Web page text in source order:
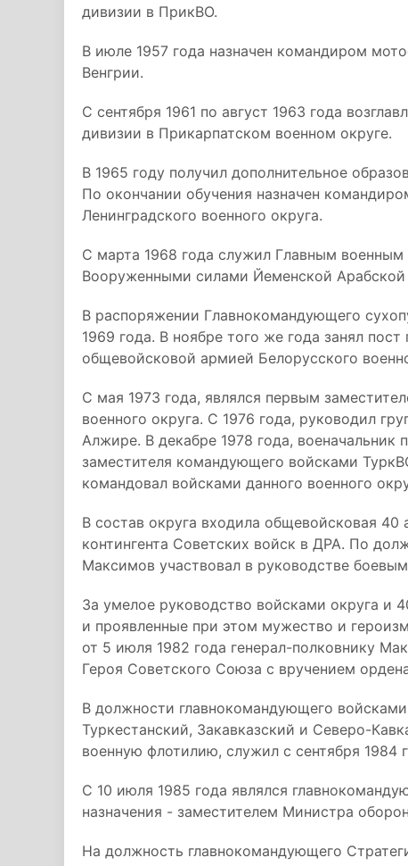
дивизии в ПрикВО.
В июле 1957 года назначен командиром
Венгрии.
С сентября 1961 по август 1963 года
дивизии в Прикарпатском военном округе.
В 1965 году получил дополнительное
По окончании обучения назначен
Ленинградского военного округа.
С марта 1968 года служил Главным
Вооруженными силами Йеменской Арабской
В распоряжении Главнокомандующего
1969 года. В ноябре того же года занял
общевойсковой армией Белорусского
С мая 1973 года, являлся первым
военного округа. С 1976 года, руководил
Алжире. В декабре 1978 года,
заместителя командующего войсками
командовал войсками данного военного
В состав округа входила общевойсковая
контингента Советских войск в ДРА. По
Максимов участвовал в руководстве
За умелое руководство войсками округа и
и проявленные при этом мужество и
от 5 июля 1982 года генерал-полковнику
Героя Советского Союза с вручением
В должности главнокомандующего
Туркестанский, Закавказский и Северо-
военную флотилию, служил с сентября 1984
С 10 июля 1985 года являлся
назначения - заместителем Министра
На должность главнокомандующего